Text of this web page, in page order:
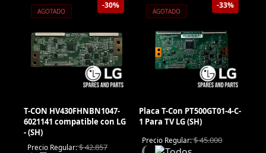
-30%
AGOTADO
T-CON HV430FHNBN1047-
6021141 compatible con LG
- (SH)
Precio Regular:$42.857
-33%
AGOTADO
Placa T-Con PT500GT01-4-C-
1 Para TV LG (SH)
Precio Regular:$45.000